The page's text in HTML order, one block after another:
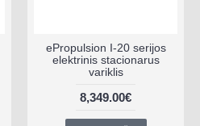
ePropulsion I-20 serijos
elektrinis stacionarus
variklis
8,349.00€